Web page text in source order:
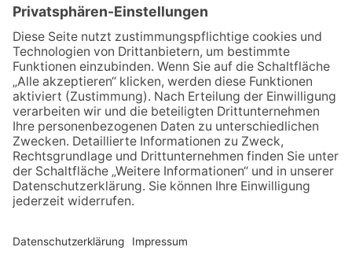
die Zukunft der Stadt
Königstein
06.08.2026
Gewinnspiel zum Start ins
Schuljahr
06.08.2026
„Rock auf der Burg“ lässt
Königstein beben
06.08.2026
„Freundschaft, das ist wie
Heimat“ – Lions-Präsident
Jürgen Rohrmann setzt auf
Gemeinschaft und Bewährtes